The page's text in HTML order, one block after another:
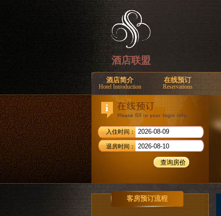
酒店联盟
酒店简介
Hotel Introduction
在线预订
Reservations
入住时间：
退房时间：
客房预订流程